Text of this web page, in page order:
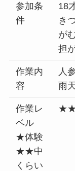
参加条
件
18
き
が
担
作業内
容
人
雨
作業レ
ベル
★体験
★★中
くらい